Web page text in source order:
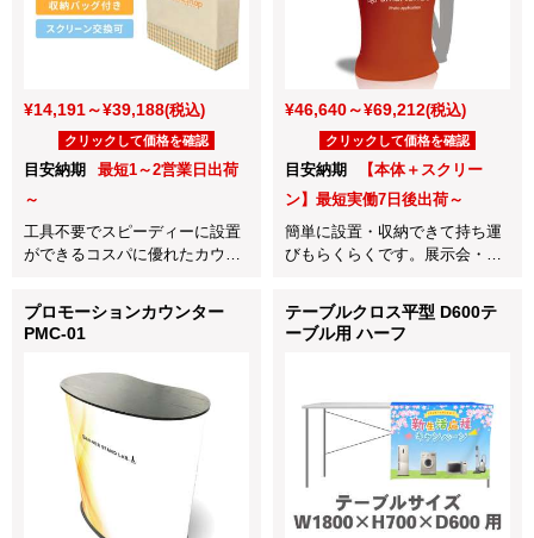
¥14,191～¥39,188(税込)
クリックして価格を確認
目安納期
最短1～2営業日出荷
～
工具不要でスピーディーに設置
ができるコスパに優れたカウン
¥46,640～¥69,212(税込)
クリックして価格を確認
目安納期
【本体＋スクリー
ン】最短実働7日後出荷～
簡単に設置・収納できて持ち運
びもらくらくです。展示会・イ
プロモーションカウンター
PMC-01
テーブルクロス平型 D600テ
ーブル用 ハーフ